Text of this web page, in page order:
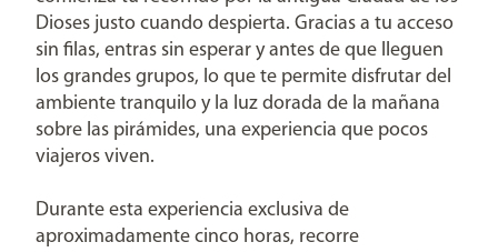
Dioses justo cuando despierta. Gracias a tu acceso
sin filas, entras sin esperar y antes de que lleguen
los grandes grupos, lo que te permite disfrutar del
ambiente tranquilo y la luz dorada de la mañana
sobre las pirámides, una experiencia que pocos
viajeros viven.
Durante esta experiencia exclusiva de
aproximadamente cinco horas, recorre